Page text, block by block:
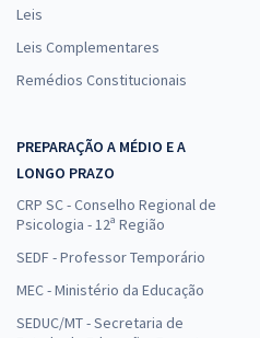
Leis
Leis Complementares
Remédios Constitucionais
PREPARAÇÃO A MÉDIO E A
LONGO PRAZO
CRP SC - Conselho Regional de
Psicologia - 12ª Região
SEDF - Professor Temporário
MEC - Ministério da Educação
SEDUC/MT - Secretaria de